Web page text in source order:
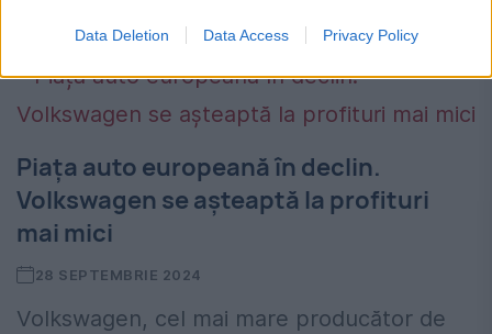
Data Deletion Data Access Privacy Policy
Piața auto europeană în declin.
Volkswagen se așteaptă la profituri
mai mici
28 SEPTEMBRIE 2024
Volkswagen, cel mai mare producător de